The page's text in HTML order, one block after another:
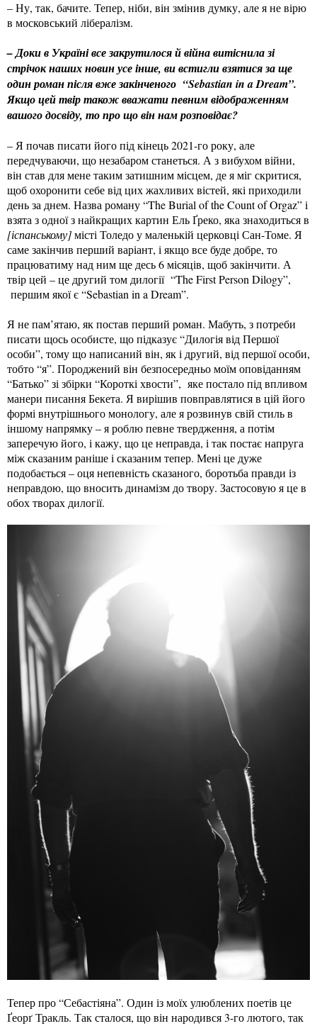
– Ну, так, бачите. Тепер, ніби, він змінив думку, але я не вірю
в московський лібералізм.
– Доки в Україні все закрутилося й війна витіснила зі
стрічок наших новин усе інше, ви встигли взятися за ще
один роман після вже закінченого “Sebastian in a Dream”.
Якщо цей твір також вважати певним відображенням
вашого досвіду, то про що він нам розповідає?
– Я почав писати його під кінець 2021-го року, але
передчуваючи, що незабаром станеться. А з вибухом війни,
він став для мене таким затишним місцем, де я міг скритися,
щоб охоронити себе від цих жахливих вістей, які приходили
день за днем. Назва роману “The Burial of the Count of Orgaz” і
взята з одної з найкращих картин Ель Ґреко, яка знаходиться в
[іспанському]місті Толедо у маленькій церковці Сан-Томе. Я
саме закінчив перший варіант, і якщо все буде добре, то
працюватиму над ним ще десь 6 місяців, щоб закінчити. А
твір цей – це другий том дилогії “The First Person Dilogy”,
першим якої є “Sebastian in a Dream”.
Я не пам’ятаю, як постав перший роман. Мабуть, з потреби
писати щось особисте, що підказує “Дилогія від Першої
особи”, тому що написаний він, як і другий, від першої особи,
тобто “я”. Породжений він безпосередньо моїм оповіданням
“Батько” зі збірки “Короткі хвости”, яке постало під впливом
манери писання Бекета. Я вирішив повправлятися в цій його
формі внутрішнього монологу, але я розвинув свій стиль в
іншому напрямку – я роблю певне твердження, а потім
заперечую його, і кажу, що це неправда, і так постає напруга
між сказаним раніше і сказаним тепер. Мені це дуже
подобається – оця непевність сказаного, боротьба правди із
неправдою, що вносить динамізм до твору. Застосовую я це в
обох творах дилогії.
Тепер про “Себастіяна”. Один із моїх улюблених поетів це
Ґеорґ Тракль. Так сталося, що він народився 3-го лютого, так